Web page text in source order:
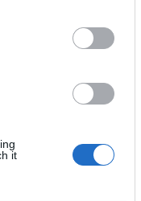
it
ότι στα
και στο δεύτερο
Ξένης Γλώσσας,
η εκπόνηση